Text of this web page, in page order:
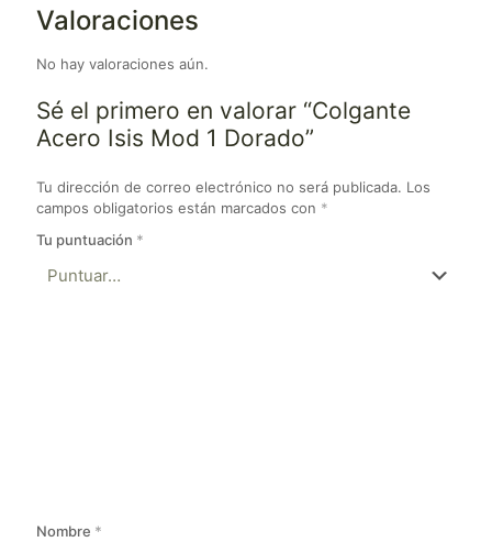
Valoraciones
No hay valoraciones aún.
Sé el primero en valorar “Colgante
Acero Isis Mod 1 Dorado”
Tu dirección de correo electrónico no será publicada. Los
campos obligatorios están marcados con *
Tu puntuación *
Nombre *